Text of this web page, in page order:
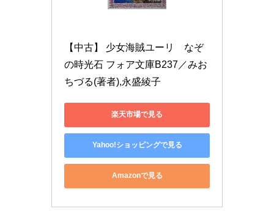
【中古】 少女海賊ユーリ　なぞ
の時光石 フォア文庫B237／みお
ちづる(著者),永盛綾子
楽天市場で見る
Yahoo!ショッピングで見る
Amazonで見る